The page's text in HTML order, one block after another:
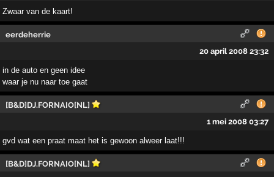
Zwaar van de kaart!
eerdeherrie
20 april 2008 23:32
in de auto en geen idee
waar je nu naar toe gaat
[B&D]DJ.FORNAIO[NL]
1 mei 2008 03:27
gvd wat een praat maat het is gewoon alweer laat!!!
[B&D]DJ.FORNAIO[NL]